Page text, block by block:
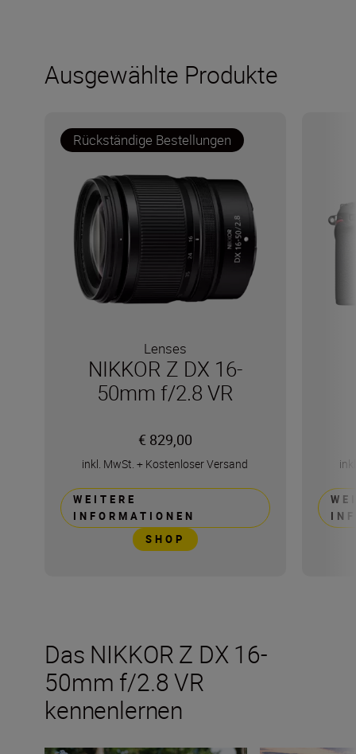
Ausgewählte Produkte
Rückständige Bestellungen
Lenses
NIKKOR Z DX 16-
50mm f/2.8 VR
€ 829,00
inkl. MwSt. + Kostenloser Versand
WEITERE
INFORMATIONEN
SHOP
Das NIKKOR Z DX 16-
50mm f/2.8 VR
kennenlernen